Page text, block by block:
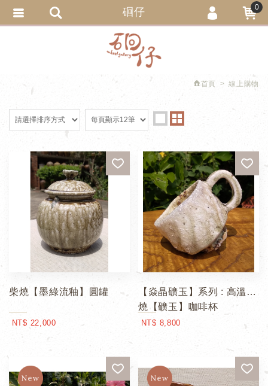
首頁 線上購物
柴燒【墨綠流釉】圓罐
NT$ 22,000
【焱晶礦玉】系列 : 高溫柴
燒【礦玉】咖啡杯
NT$ 8,800
硘仔 0
會員登入
會員註冊
追蹤清單
繁體中文